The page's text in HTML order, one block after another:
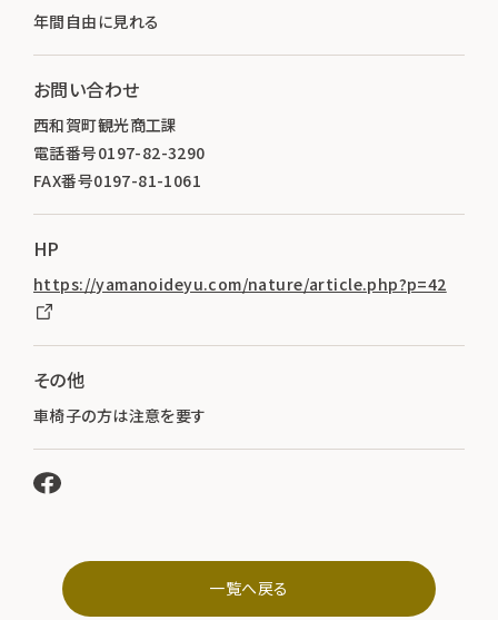
年間自由に見れる
お問い合わせ
西和賀町観光商工課
電話番号0197-82-3290
FAX番号0197-81-1061
HP
https://yamanoideyu.com/nature/article.php?p=42
その他
車椅子の方は注意を要す
一覧へ戻る